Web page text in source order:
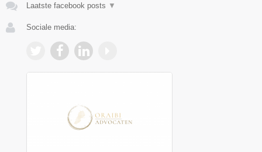
Laatste facebook posts ▼
Sociale media: